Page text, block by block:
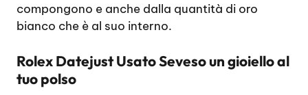
compongono e anche dalla quantità di oro
bianco che è al suo interno.
Rolex Datejust Usato Seveso un gioiello al
tuo polso